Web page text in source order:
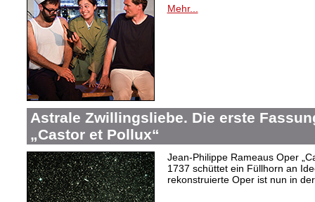
Mehr...
Astrale Zwillingsliebe. Die erste
„Castor et Pollux“
Jean-Philippe Rameaus Oper
1737 schüttet ein Füllhorn an
rekonstruierte Oper ist nun in